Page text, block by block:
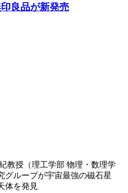
良品が新発売
教授（理工学部 物理・数理学
グループが宇宙最強の磁石星
体を発見